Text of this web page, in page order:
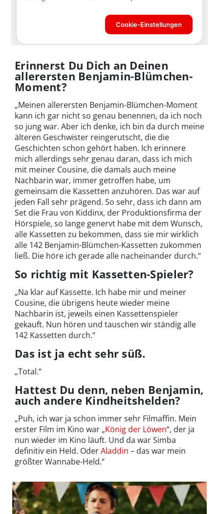
Erinnerst Du Dich an Deinen
allerersten Benjamin-Blümchen-
Moment?
„Meinen allerersten Benjamin-Blümchen-Moment
kann ich gar nicht so genau benennen, da ich noch
so jung war. Aber ich denke, ich bin da durch meine
älteren Geschwister reingerutscht, die die
Geschichten schon gehört haben. Ich erinnere
mich allerdings sehr genau daran, dass ich mich
mit meiner Cousine, die damals auch meine
Nachbarin war, immer getroffen habe, um
gemeinsam die Kassetten anzuhören. Das war auf
jeden Fall sehr prägend. So sehr, dass ich dann am
Set die Frau von Kiddinx, der Produktionsfirma der
Hörspiele, so lange genervt habe mit dem Wunsch,
alle Kassetten zu bekommen, dass sie mir wirklich
alle 142 Benjamin-Blümchen-Kassetten zukommen
ließ. Die höre ich gerade alle nacheinander durch.“
So richtig mit Kassetten-Spieler?
„Na klar auf Kassette. Ich habe mir und meiner
Cousine, die übrigens heute wieder meine
Nachbarin ist, jeweils einen Kassettenspieler
gekauft. Nun hören und tauschen wir ständig alle
142 Kassetten durch.“
Das ist ja echt sehr süß.
„Total.“
Hattest Du denn, neben Benjamin,
auch andere Kindheitshelden?
„Puh, ich war ja schon immer sehr Filmaffin. Mein
erster Film im Kino war „König der Löwen“, der ja
nun wieder im Kino läuft. Und da war Simba
definitiv ein Held. OderAladdin – das war mein
größter Wannabe-Held.“